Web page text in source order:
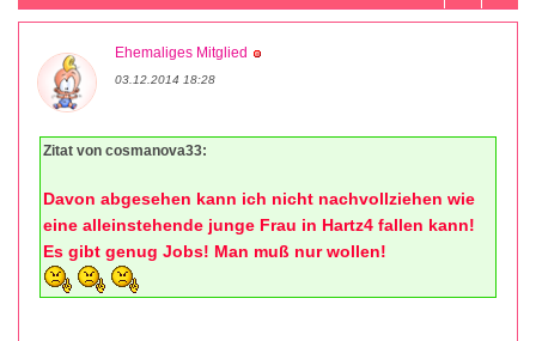
Ehemaliges Mitglied
03.12.2014 18:28
Zitat von cosmanova33:
Davon abgesehen kann ich nicht nachvollziehen wie
eine alleinstehende junge Frau in Hartz4 fallen kann!
Es gibt genug Jobs! Man muß nur wollen!